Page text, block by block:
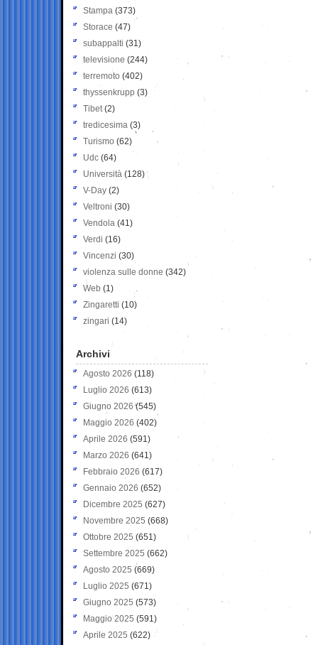
Stampa (373)
Storace (47)
subappalti (31)
televisione(244)
terremoto (402)
thyssenkrupp (3)
Tibet(2)
tredicesima (3)
Turismo (62)
Udc (64)
Università (128)
V-Day (2)
Veltroni (30)
Vendola (41)
Verdi (16)
Vincenzi (30)
violenza sulle donne (342)
Web (1)
Zingaretti (10)
zingari (14)
Archivi
Agosto 2026 (118)
Luglio 2026 (613)
Giugno 2026 (545)
Maggio 2026 (402)
Aprile 2026 (591)
Marzo 2026 (641)
Febbraio 2026 (617)
Gennaio 2026 (652)
Dicembre 2025 (627)
Novembre 2025 (668)
Ottobre 2025 (651)
Settembre 2025 (662)
Agosto 2025 (669)
Luglio 2025 (671)
Giugno 2025 (573)
Maggio 2025 (591)
Aprile 2025 (622)